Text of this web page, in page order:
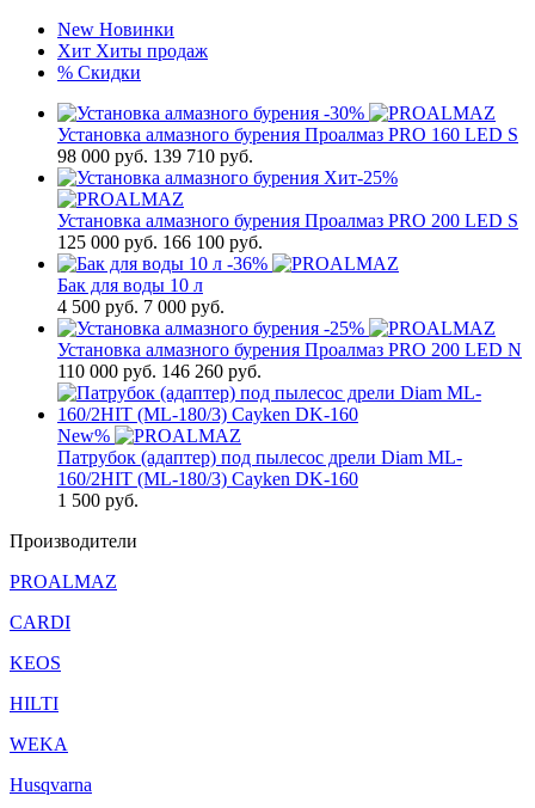
New Новинки
Хит Хиты продаж
% Скидки
-30%
Установка алмазного бурения Проалмаз PRO 160 LED S
98 000 руб. 139 710 руб.
Хит-25%
Установка алмазного бурения Проалмаз PRO 200 LED S
125 000 руб. 166 100 руб.
-36%
Бак для воды 10 л
4 500 руб. 7 000 руб.
-25%
Установка алмазного бурения Проалмаз PRO 200 LED N
110 000 руб. 146 260 руб.
New%
Патрубок (адаптер) под пылесос дрели Diam ML-
160/2HIT (ML-180/3) Cayken DK-160
1 500 руб.
Производители
PROALMAZ
CARDI
KEOS
HILTI
WEKA
Husqvarna